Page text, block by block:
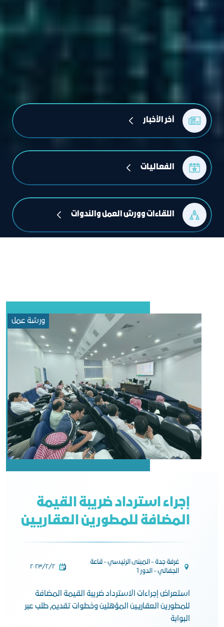
آﺧﺮ اﻟﺄﺧﺒﺎر
الفعاليات
اللقاءات وورش العمل والندوات
ورشة عمل
إجراء استرداد ضريبة القيمة
المضافة للمطورين العقاريين
غرفة جدة - المبنى الرئيسي - قاعة
الجفالي - الدور 1
٢‏/٢‏/٢٠٢٣
استعراض إجراءات الاسترداد ضريبة القيمة المضافة
للمطورين العقاريين المؤهلين وخطوات تقديم طلب عبر
البوابة